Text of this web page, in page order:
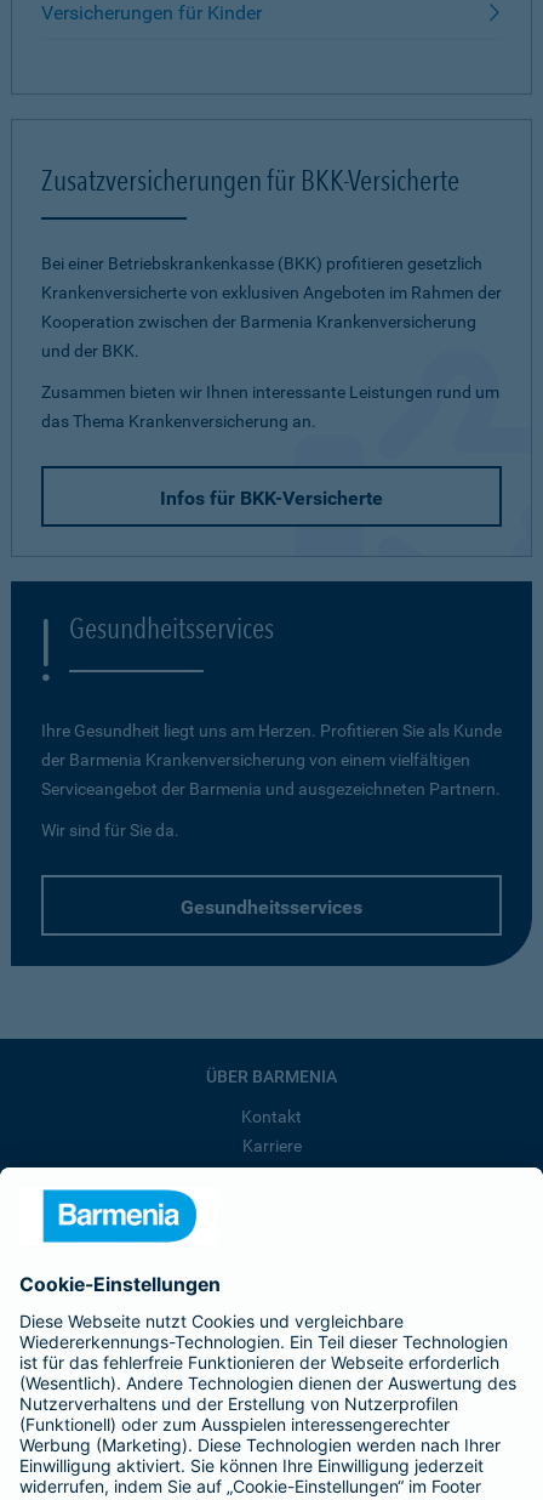
Versicherungen für Kinder
Zusatzversicherungen für BKK-Versicherte
Bei einer Betriebskrankenkasse (BKK) profitieren gesetzlich
Krankenversicherte von exklusiven Angeboten im Rahmen der
Kooperation zwischen der Barmenia Krankenversicherung
und der BKK.
Zusammen bieten wir Ihnen interessante Leistungen rund um
das Thema Krankenversicherung an.
Infos für BKK-Versicherte
Gesundheitsservices
Ihre Gesundheit liegt uns am Herzen. Profitieren Sie als Kunde
der Barmenia Krankenversicherung von einem vielfältigen
Serviceangebot der Barmenia und ausgezeichneten Partnern.
Wir sind für Sie da.
Gesundheitsservices
ÜBER BARMENIA
Kontakt
Karriere
Barmenia ist Teil der BarmeniaGothaer
BELIEBTE SEITEN
Kranken-Zusatzversicherung
Tierversicherungen
Haftpflichtversicherung
Hausratversicherung